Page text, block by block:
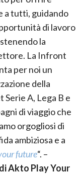
a tutti, guidando
di lavoro
la
La Infront
per noi un
della
A, Lega B e
di viaggio che
orgogliosi di
ambiziosa e a
future“. –
Akto Play Your